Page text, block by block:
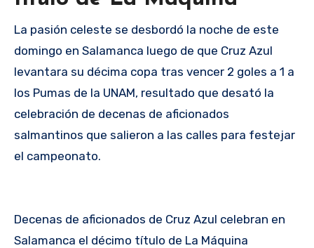
La pasión celeste se desbordó la noche de este
domingo en Salamanca luego de que Cruz Azul
levantara su décima copa tras vencer 2 goles a 1 a
los Pumas de la UNAM, resultado que desató la
celebración de decenas de aficionados
salmantinos que salieron a las calles para festejar
el campeonato.
Decenas de aficionados de Cruz Azul celebran en
Salamanca el décimo título de La Máquina